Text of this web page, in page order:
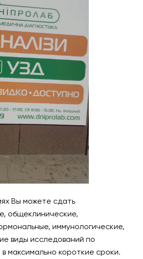
Вы можете сдать
общеклинические,
иммунологические,
виды исследований по
максимально короткие сроки.